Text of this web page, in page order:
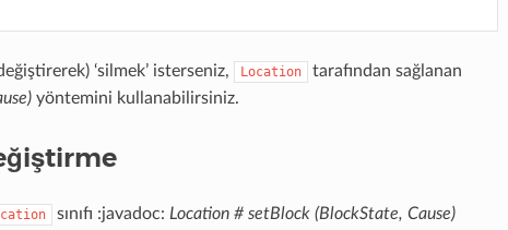
‘silmek’ isterseniz, Location
tarafından sağlanan
yöntemini kullanabilirsiniz.
sınıfı :javadoc: Location # setBlock (BlockState, Cause)